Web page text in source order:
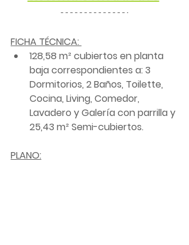
FICHA TÉCNICA:
128,58 m² cubiertos en planta
baja correspondientes a: 3
Dormitorios, 2 Baños, Toilette,
Cocina, Living, Comedor,
Lavadero y Galería con parrilla y
25,43 m² Semi-cubiertos.
PLANO: